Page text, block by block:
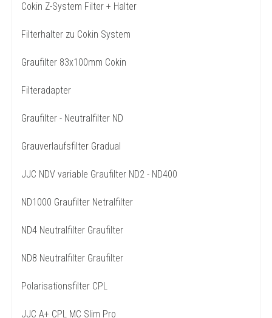
Cokin Z-System Filter + Halter
Filterhalter zu Cokin System
Graufilter 83x100mm Cokin
Filteradapter
Graufilter - Neutralfilter ND
Grauverlaufsfilter Gradual
JJC NDV variable Graufilter ND2 - ND400
ND1000 Graufilter Netralfilter
ND4 Neutralfilter Graufilter
ND8 Neutralfilter Graufilter
Polarisationsfilter CPL
JJC A+ CPL MC Slim Pro